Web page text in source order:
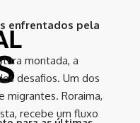
enfrentados pela
montada, a
desafios. Um dos
migrantes. Roraima,
recebe um fluxo
do
3 Min de leitura